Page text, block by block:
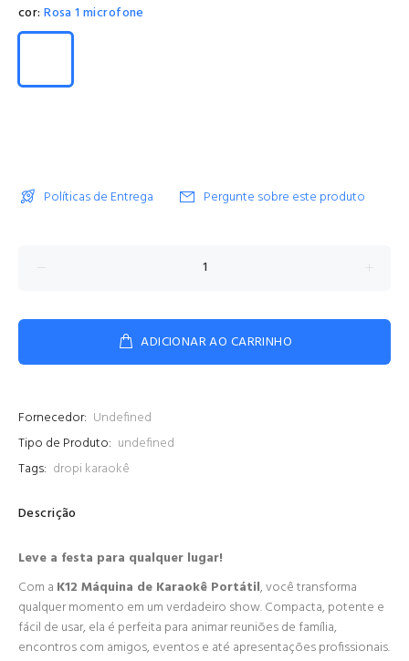
cor:Rosa 1 microfone
Políticas de Entrega Pergunte sobre este produto
ADICIONAR AO CARRINHO
Fornecedor: Undefined
Tipo de Produto: undefined
Tags: dropi karaokê
Descrição
Leve a festa para qualquer lugar!
Com a K12 Máquina de Karaokê Portátil, você transforma
qualquer momento em um verdadeiro show. Compacta, potente e
fácil de usar, ela é perfeita para animar reuniões de família,
encontros com amigos, eventos e até apresentações profissionais.